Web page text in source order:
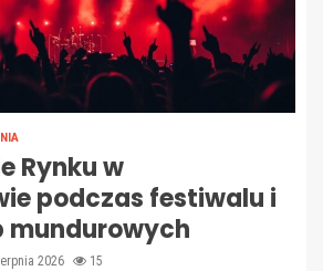
Rynku w
podczas festiwalu i
mundurowych
2026 15